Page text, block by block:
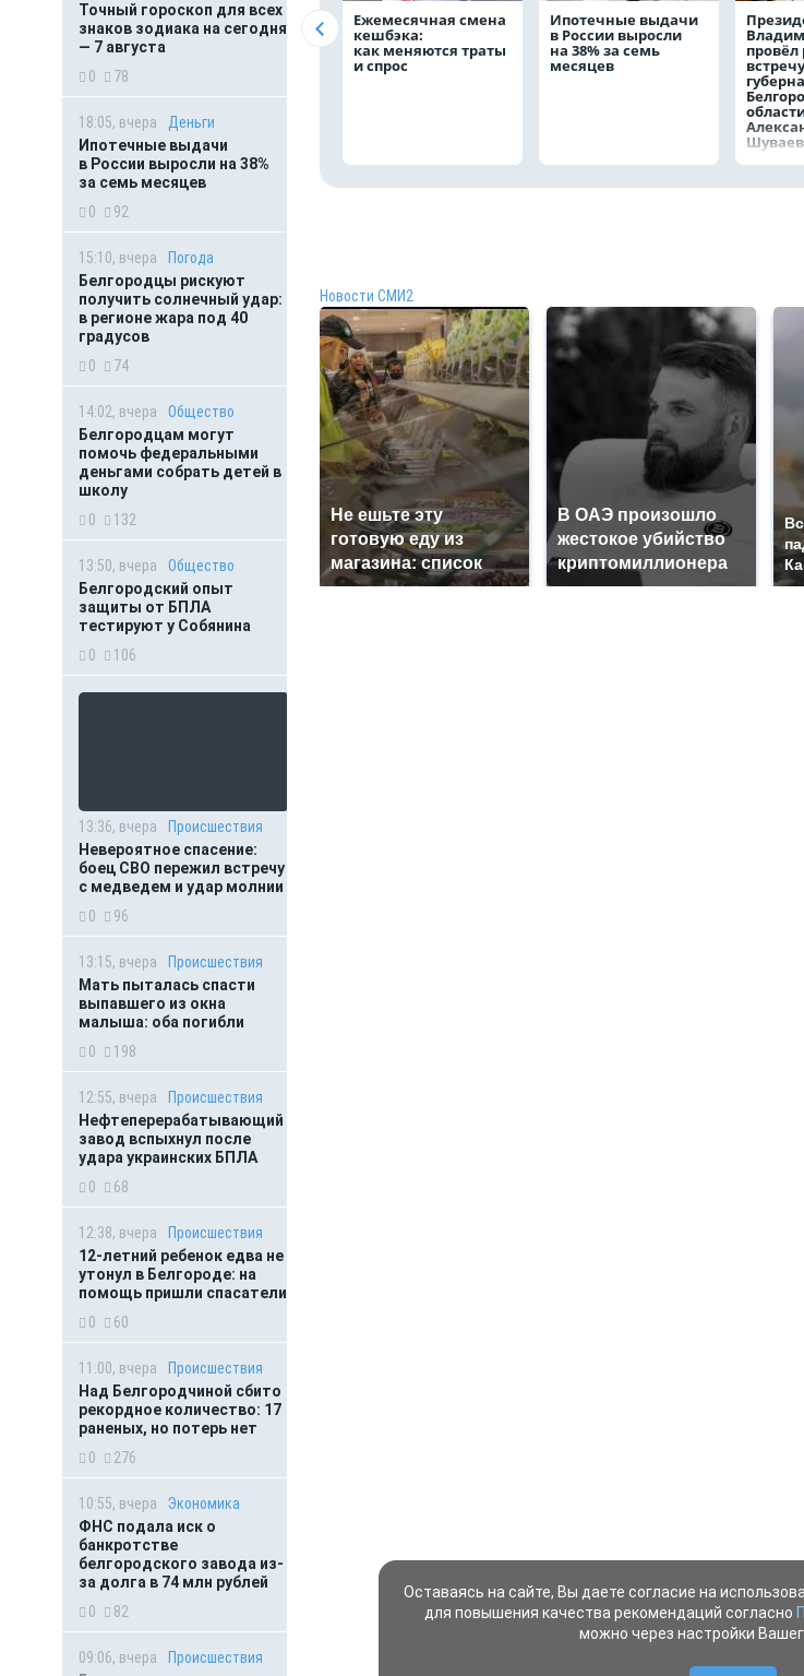
Точный гороскоп для всех
знаков зодиака на сегодня
— 7 августа
0
78
18:05, вчера
Деньги
Ипотечные выдачи
в России выросли на 38%
за семь месяцев
0
92
15:10, вчера
Погода
Белгородцы рискуют
получить солнечный удар:
в регионе жара под 40
градусов
0
74
14:02, вчера
Общество
Белгородцам могут
помочь федеральными
деньгами собрать детей в
школу
0
132
13:50, вчера
Общество
Белгородский опыт
защиты от БПЛА
тестируют у Собянина
0
106
13:36, вчера
Происшествия
Невероятное спасение:
боец СВО пережил встречу
с медведем и удар молнии
0
96
13:15, вчера
Происшествия
Мать пыталась спасти
выпавшего из окна
малыша: оба погибли
0
198
12:55, вчера
Происшествия
Нефтеперерабатывающий
завод вспыхнул после
удара украинских БПЛА
0
68
12:38, вчера
Происшествия
12-летний ребенок едва не
утонул в Белгороде: на
помощь пришли спасатели
0
60
11:00, вчера
Происшествия
Над Белгородчиной сбито
рекордное количество: 17
раненых, но потерь нет
0
276
10:55, вчера
Экономика
ФНС подала иск о
банкротстве
белгородского завода из-
за долга в 74 млн рублей
0
82
09:06, вчера
Происшествия
Ежемесячная смена
кешбэка:
как меняются траты
и спрос
Ипотечные выдачи
в России выросли
на 38% за семь
месяцев
Новости СМИ2
Не ешьте эту
готовую еду из
магазина: список
В ОАЭ произошло
жестокое убийство
криптомиллионера
Оставаясь на сайте, Вы даете согласие на
для повышения качества рекомендаций согласно
можно через настройки